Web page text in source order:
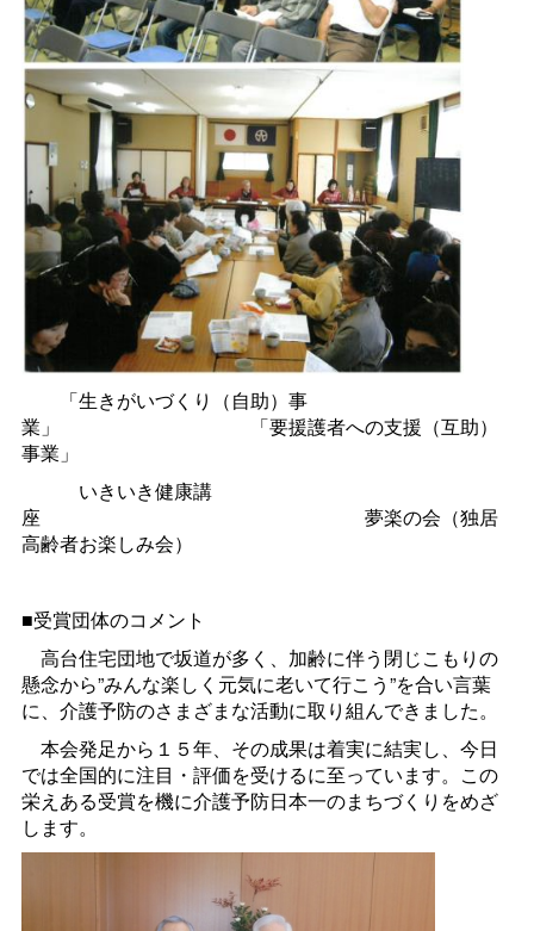
「生きがいづくり（自助）事
業」
「要援護者への支援（互助）
事業」
いきいき健康講
座
夢楽の会（独居
高齢者お楽しみ会）
■受賞団体のコメント
高台住宅団地で坂道が多く、加齢に伴う閉じこもりの
懸念から”みんな楽しく元気に老いて行こう”を合い言葉
に、介護予防のさまざまな活動に取り組んできました。
本会発足から１５年、その成果は着実に結実し、今日
では全国的に注目・評価を受けるに至っています。この
栄えある受賞を機に介護予防日本一のまちづくりをめざ
します。